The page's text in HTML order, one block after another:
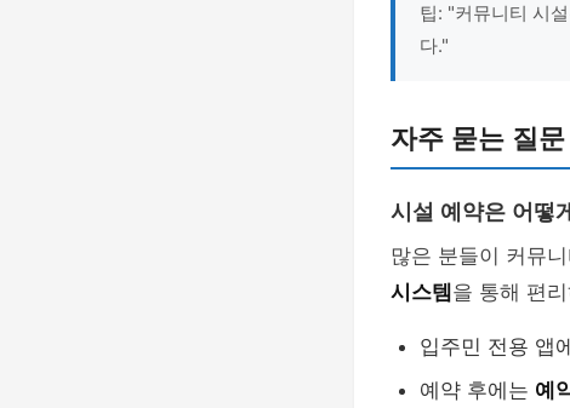
팁: "커뮤니티 시
다."
자주 묻는 질문
시설 예약은 어떻
많은 분들이 커뮤
시스템 을 통해 편
입주민 전용 앱
예약 후에는 예